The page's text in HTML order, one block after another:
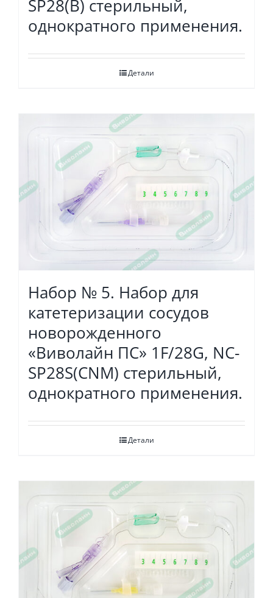
SP28(B) стерильный,
однократного применения.
Детали
Набор № 5. Набор для
катетеризации сосудов
новорожденного
«Виволайн ПС» 1F/28G, NC-
SP28S(CNM) стерильный,
однократного применения.
Детали